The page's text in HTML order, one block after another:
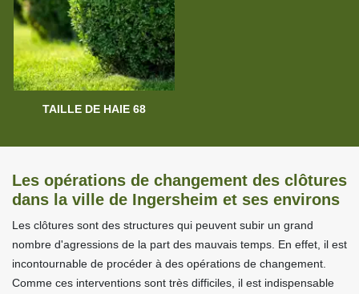
TAILLE DE HAIE 68
Les opérations de changement des clôtures
dans la ville de Ingersheim et ses environs
Les clôtures sont des structures qui peuvent subir un grand
nombre d'agressions de la part des mauvais temps. En effet, il est
incontournable de procéder à des opérations de changement.
Comme ces interventions sont très difficiles, il est indispensable